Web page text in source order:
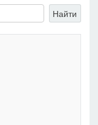
Найти